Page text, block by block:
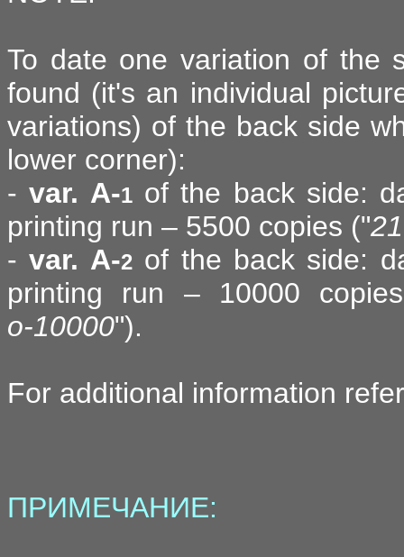
To date one variation of the
found (it's an individual
variations) of the back side
lower corner):
-var. A-1of the back side:
printing run – 5500 copies ("
-var. A-2of the back side:
printing run – 10000
о-10000").
For additional information
ПРИМЕЧАНИЕ: